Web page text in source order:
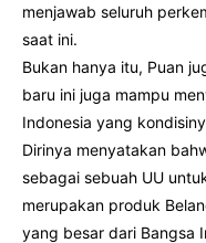
menjawab seluruh
saat ini.
Bukan hanya itu, Puan
baru ini juga mampu
Indonesia yang
Dirinya menyatakan
sebagai sebuah UU
merupakan produk
yang besar dari Bangsa